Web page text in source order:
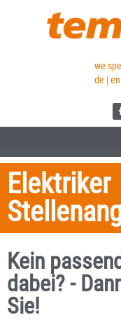
we
de |
Elektriker
Kein
dabei? -
Sie!